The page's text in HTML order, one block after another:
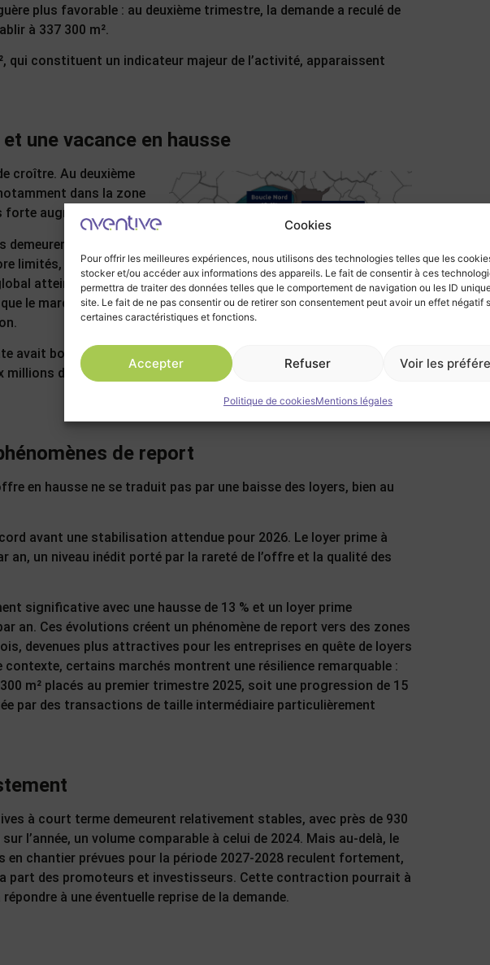
Cookies
Pour offrir les meilleures expériences, nous utilisons des technologies telles que les
stocker et/ou accéder aux informations des appareils. Le fait de consentir à ces
permettra de traiter des données telles que le comportement de navigation ou les ID
site. Le fait de ne pas consentir ou de retirer son consentement peut avoir un effet négatif
certaines caractéristiques et fonctions.
Accepter Refuser Voir les
Politique de cookiesMentions légales
plus favorable : au deuxième trimestre, la demande a reculé de
à 337 300 m².
qui constituent un indicateur majeur de l’activité, apparaissent
une vacance en hausse
croître. Au deuxième
dans la zone
forte augmentation.
sous-
limités, autour de 5,2
atteint désormais
le marché peine à
avait bondi,
de mètres
de report
en hausse ne se traduit pas par une baisse des loyers, bien au
avant une stabilisation attendue pour 2026. Le loyer prime à
an, un niveau inédit porté par la rareté de l’offre et la qualité des
significative avec une hausse de 13 % et un loyer prime
an. Ces évolutions créent un phénomène de report vers des zones
devenues plus attractives pour les entreprises en quête de loyers
certains marchés montrent une résilience remarquable :
m² placés au premier trimestre 2025, soit une progression de 15
par des transactions de taille intermédiaire particulièrement
à court terme demeurent relativement stables, avec près de 930
l’année, un volume comparable à celui de 2024. Mais au-delà, le
en chantier prévues pour la période 2027-2028 reculent fortement,
part des promoteurs et investisseurs. Cette contraction pourrait à
à une éventuelle reprise de la demande.